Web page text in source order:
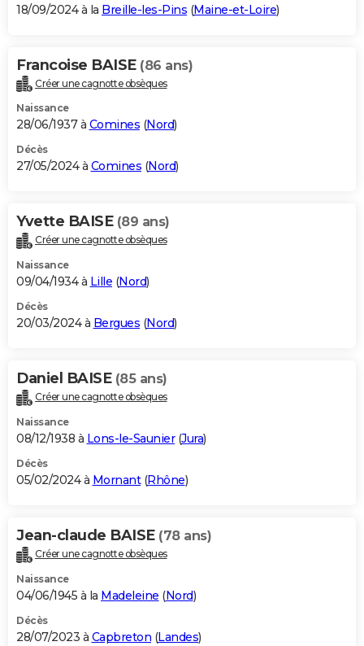
18/09/2024 à la Breille-les-Pins (Maine-et-Loire)
Francoise BAISE (86 ans)
Créer une cagnotte obsèques
Naissance
28/06/1937 à Comines (Nord)
Décès
27/05/2024 à Comines (Nord)
Yvette BAISE (89 ans)
Créer une cagnotte obsèques
Naissance
09/04/1934 à Lille (Nord)
Décès
20/03/2024 à Bergues (Nord)
Daniel BAISE (85 ans)
Créer une cagnotte obsèques
Naissance
08/12/1938 à Lons-le-Saunier(Jura)
Décès
05/02/2024 à Mornant(Rhône)
Jean-claude BAISE (78 ans)
Créer une cagnotte obsèques
Naissance
04/06/1945 à la Madeleine (Nord)
Décès
28/07/2023 à Capbreton (Landes)